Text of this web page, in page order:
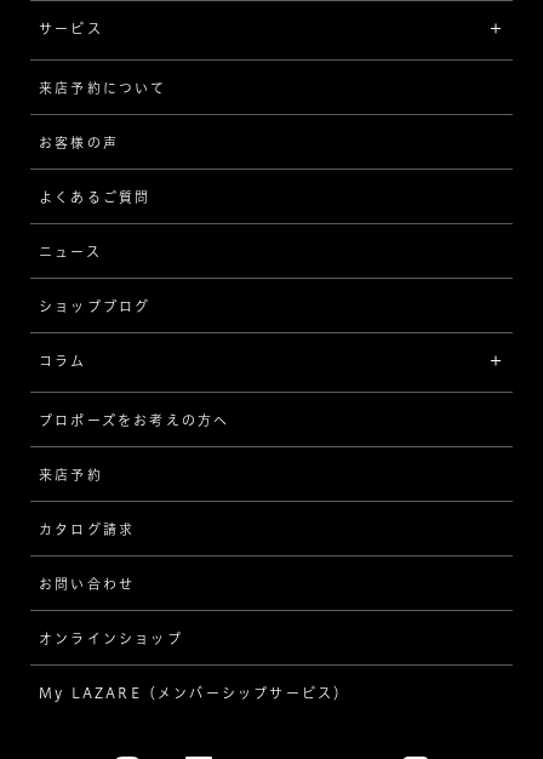
イエローゴールド
コンビネーション
[フォルムから選ぶ]
ストレート
ウェーブ
V字
[セッテイングから選ぶ]
ソリテール
ワンサイドメレ
ダブルサイドメレ
ラインメレ
リング
ネックレス/ペンダント
ピアス/イヤリング
ブレスレット
品質
歴史
企業の取り組み
サービス
サービスについて
アフターサービス
MESSAGE IN DIAMOND
品質保証
ブライダルアイテム
来店予約について
お客様の声
よくあるご質問
ニュース
ショップブログ
コラム
インタビュー
指輪
ダイヤモンド
プロポーズ
結婚式
プロポーズをお考えの方へ
来店予約
カタログ請求
お問い合わせ
オンラインショップ
My LAZARE（メンバーシップサービス）